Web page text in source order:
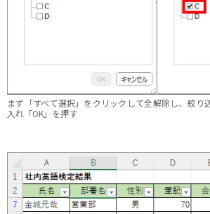
まず「すべて選択」をクリックして全解除し、絞り
入れ「OK」を押す